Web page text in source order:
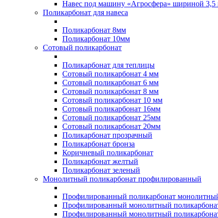
Навес под машину «Агросфера» шириной 3,5
Поликарбонат для навеса
Поликарбонат 8мм
Поликарбонат 10мм
Сотовый поликарбонат
Поликарбонат для теплицы
Сотовый поликарбонат 4 мм
Сотовый поликарбонат 6 мм
Сотовый поликарбонат 8 мм
Сотовый поликарбонат 10 мм
Сотовый поликарбонат 16мм
Сотовый поликарбонат 25мм
Сотовый поликарбонат 20мм
Поликарбонат прозрачный
Поликарбонат бронза
Коричневый поликарбонат
Поликарбонат желтый
Поликарбонат зеленый
Монолитный поликарбонат профилированный
Профилированный поликарбонат
Профилированный монолитный
Профилированный монолитный